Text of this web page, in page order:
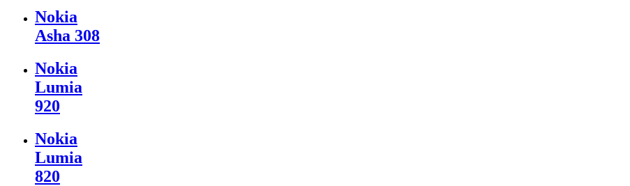
Nokia
Asha 308
Nokia
Lumia
920
Nokia
Lumia
820